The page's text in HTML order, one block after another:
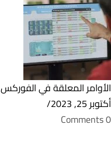
الأوامر المعلقة في الفوركس
أكتوبر 25, 2023
/
0 Comments